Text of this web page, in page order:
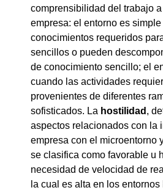
comprensibilidad del trabajo
empresa: el entorno es
conocimientos requeridos
sencillos o pueden
de conocimiento sencillo; el
cuando las actividades
provenientes de diferentes
sofisticados. La hostilidad ,
aspectos relacionados con la
empresa con el microentorno
se clasifica como favorable u
necesidad de velocidad de
la cual es alta en los